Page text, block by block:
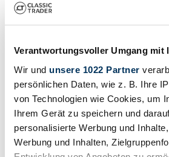
Verantwortungsvoller Umgang mit
Wir und unsere 1022 Partner
persönlichen Daten, wie z. B. Ihre
von Technologien wie Cookies, um
Ihrem Gerät zu speichern und
personalisierte Werbung und
Werbung und Inhalten,
2007 | PG Elektrus
Sonstige Sonstige Andere
il y a 7 ans